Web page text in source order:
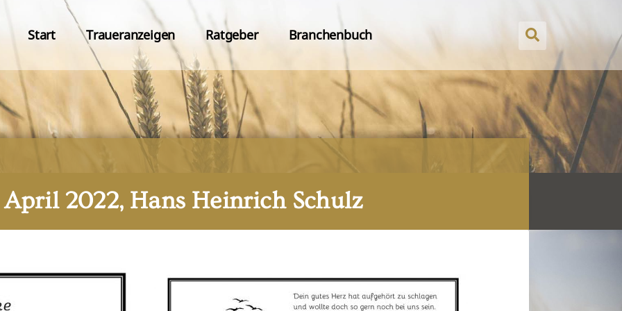
Start Traueranzeigen Ratgeber Branchenbuch
April 2022, Hans Heinrich Schulz